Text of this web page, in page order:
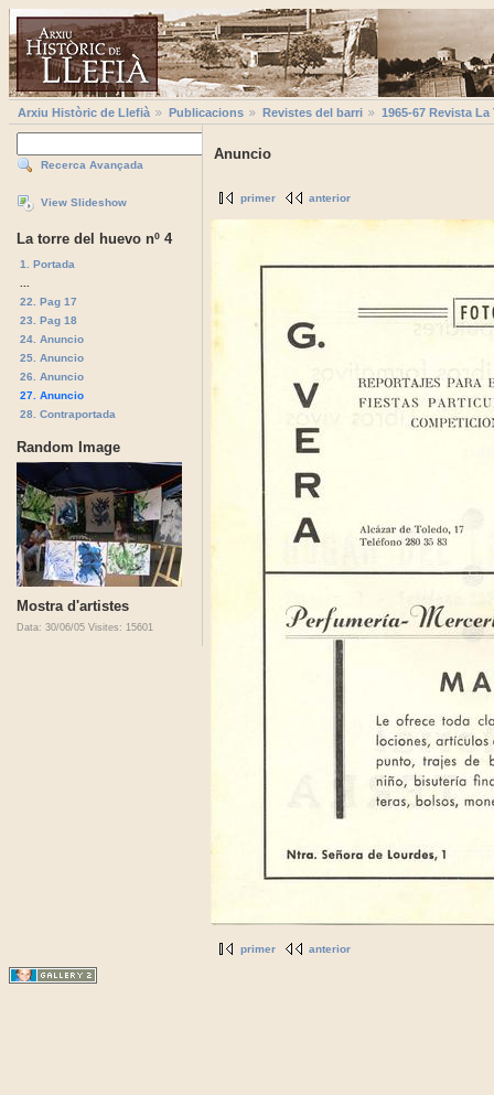
Arxiu Històric de Llefià Publicacions Revistes del barri 1965-67 Revista
Recerca Avançada
View Slideshow
La torre del huevo nº 4
1. Portada
22. Pag 17
23. Pag 18
24. Anuncio
25. Anuncio
26. Anuncio
27. Anuncio
28. Contraportada
Random Image
Mostra d'artistes
Data: 30/06/05 Visites: 15601
Anuncio
primer anterior
primer anterior